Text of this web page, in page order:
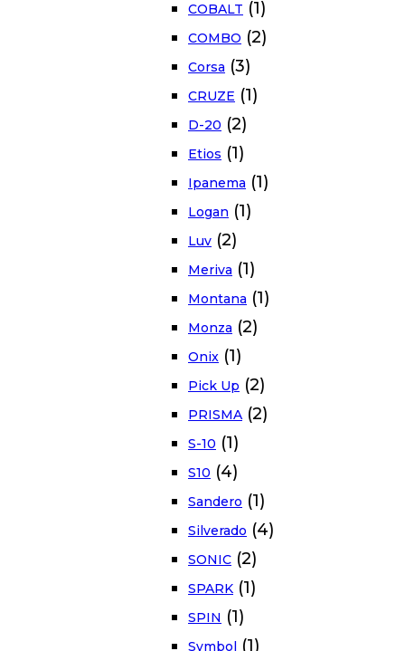
COBALT (1)
COMBO (2)
Corsa (3)
CRUZE (1)
D-20 (2)
Etios (1)
Ipanema (1)
Logan (1)
Luv (2)
Meriva (1)
Montana (1)
Monza (2)
Onix (1)
Pick Up (2)
PRISMA (2)
S-10 (1)
S10 (4)
Sandero (1)
Silverado (4)
SONIC (2)
SPARK (1)
SPIN (1)
Symbol (1)